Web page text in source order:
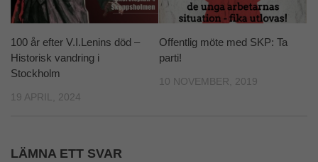
100 år efter V.I.Lenins död –
Historisk vandring i
Stockholm
19 APRIL, 2024
Offentlig möte med SKP: Ta
parti!
10 NOVEMBER, 2019
LÄMNA ETT SVAR